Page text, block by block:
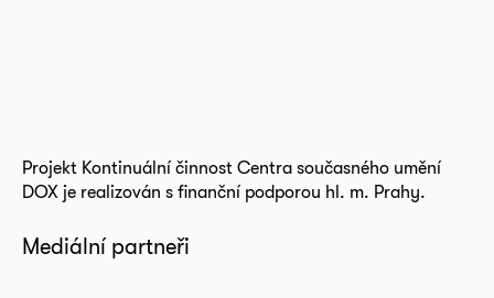
Projekt Kontinuální činnost Centra současného umění
DOX je realizován s finanční podporou hl. m. Prahy.
Mediální partneři